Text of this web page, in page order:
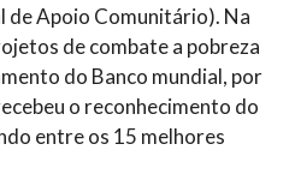
de Apoio Comunitário). Na
de combate a pobreza
do Banco mundial, por
o reconhecimento do
entre os 15 melhores